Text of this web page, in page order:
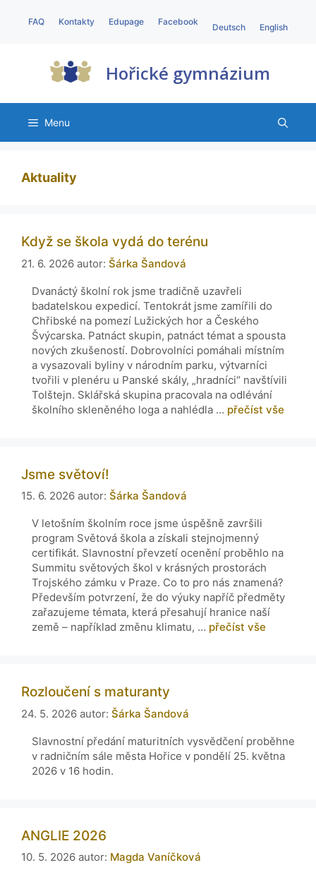
FAQ Kontakty Edupage Facebook
Deutsch English
Hořické gymnázium
Menu
Aktuality
Když se škola vydá do terénu
21. 6. 2026 autor: Šárka Šandová
Dvanáctý školní rok jsme tradičně uzavřeli
badatelskou expedicí. Tentokrát jsme zamířili do
Chřibské na pomezí Lužických hor a Českého
Švýcarska. Patnáct skupin, patnáct témat a spousta
nových zkušeností. Dobrovolníci pomáhali místním
a vysazovali byliny v národním parku, výtvarníci
tvořili v plenéru u Panské skály, „hradníci“ navštívili
Tolštejn. Sklářská skupina pracovala na odlévání
školního skleněného loga a nahlédla … přečíst vše
Jsme světoví!
15. 6. 2026 autor: Šárka Šandová
V letošním školním roce jsme úspěšně završili
program Světová škola a získali stejnojmenný
certifikát. Slavnostní převzetí ocenění proběhlo na
Summitu světových škol v krásných prostorách
Trojského zámku v Praze. Co to pro nás znamená?
Především potvrzení, že do výuky napříč předměty
zařazujeme témata, která přesahují hranice naší
země – například změnu klimatu, … přečíst vše
Rozloučení s maturanty
24. 5. 2026 autor: Šárka Šandová
Slavnostní předání maturitních vysvědčení proběhne
v radničním sále města Hořice v pondělí 25. května
2026 v 16 hodin.
ANGLIE 2026
10. 5. 2026 autor: Magda Vaníčková